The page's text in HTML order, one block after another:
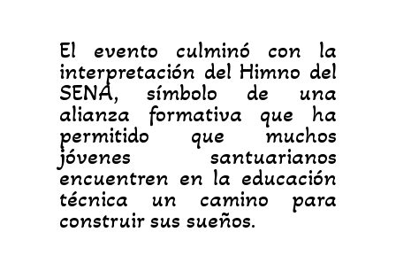
El evento culminó con la
interpretación del Himno del
SENA, símbolo de una
alianza formativa que ha
permitido que muchos
jóvenes santuarianos
encuentren en la educación
técnica un camino para
construir sus sueños.